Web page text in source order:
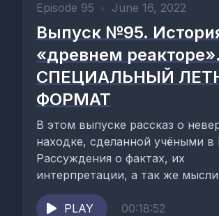
Episode 95 • June 16, 2022
Выпуск №95.
«древнем реакторе».
СПЕЦИАЛЬНЫЙ
ФОРМАТ
В этом выпуске рассказ о
находке, сделанной учёными в
Рассуждения о фактах, их
интерпретации, а так же
вечном.Ведущие подкаста:
PLAY
00:18:52